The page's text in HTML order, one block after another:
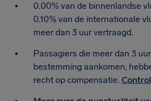
0.00% van de binnenlandse
0.10% van de internationale
meer dan 3 uur vertraagd.
Passagiers die meer dan 3
bestemming aankomen,
recht op compensatie.